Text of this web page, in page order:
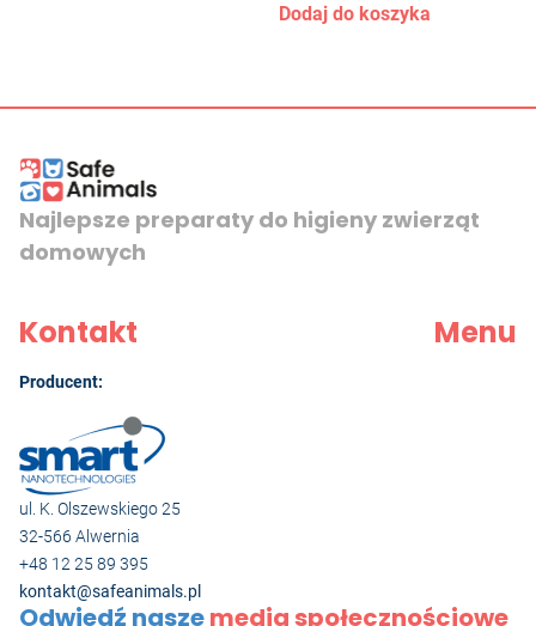
Dodaj do koszyka
Najlepsze preparaty do higieny zwierząt
domowych
Kontakt
Producent:
ul. K. Olszewskiego 25
32-566 Alwernia
+48 12 25 89 395
kontakt@safeanimals.pl
Menu
Odwiedź naszemedia społecznościowe